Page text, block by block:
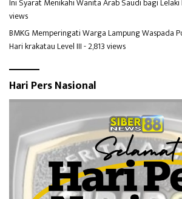
views
BMKG Memperingati Warga Lampung Waspada
Hari krakatau Level III- 2,813 views
Hari Pers Nasional